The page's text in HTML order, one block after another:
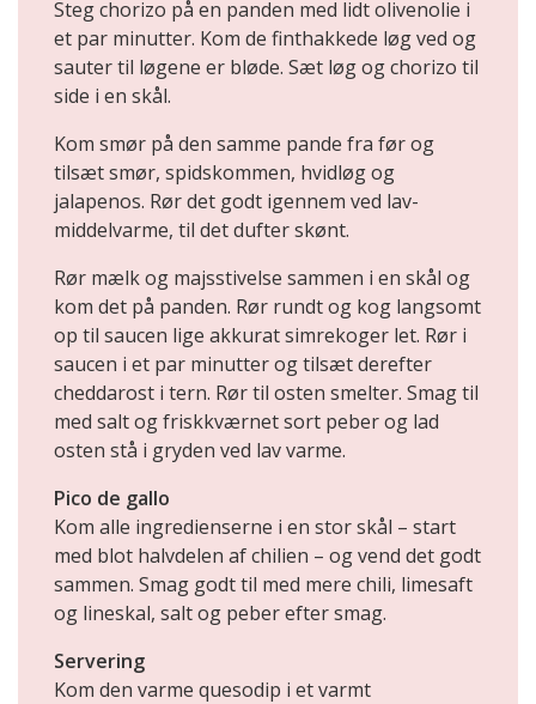
Steg chorizo på en panden med lidt olivenolie i
et par minutter. Kom de finthakkede løg ved og
sauter til løgene er bløde. Sæt løg og chorizo til
side i en skål.
Kom smør på den samme pande fra før og
tilsæt smør, spidskommen, hvidløg og
jalapenos. Rør det godt igennem ved lav-
middelvarme, til det dufter skønt.
Rør mælk og majsstivelse sammen i en skål og
kom det på panden. Rør rundt og kog langsomt
op til saucen lige akkurat simrekoger let. Rør i
saucen i et par minutter og tilsæt derefter
cheddarost i tern. Rør til osten smelter. Smag til
med salt og friskkværnet sort peber og lad
osten stå i gryden ved lav varme.
Pico de gallo
Kom alle ingredienserne i en stor skål – start
med blot halvdelen af chilien – og vend det godt
sammen. Smag godt til med mere chili, limesaft
og lineskal, salt og peber efter smag.
Servering
Kom den varme quesodip i et varmt